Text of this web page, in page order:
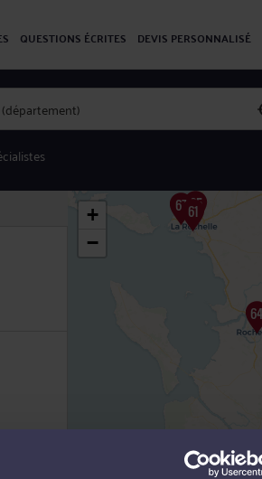
QUESTIONS ÉCRITES DEVIS PERSONNALISÉ
+
−